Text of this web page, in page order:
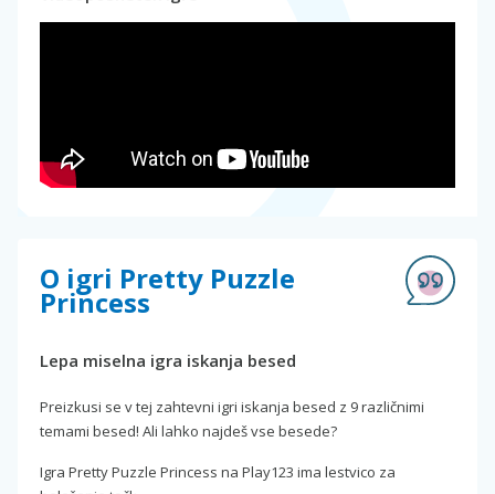
O igri Pretty Puzzle
Princess
Lepa miselna igra iskanja besed
Preizkusi se v tej zahtevni igri iskanja besed z 9 različnimi
temami besed! Ali lahko najdeš vse besede?
Igra Pretty Puzzle Princess na Play123 ima lestvico za